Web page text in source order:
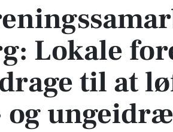
Lokale
til at
og